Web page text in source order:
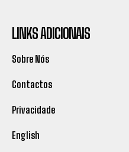
LINKS ADICIONAIS
Sobre Nós
Contactos
Privacidade
English